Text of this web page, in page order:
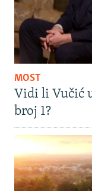
MOST
Vidi li Vučić
broj 1?